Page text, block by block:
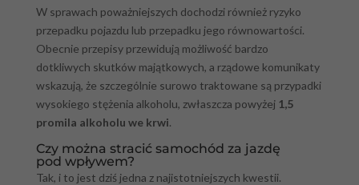
W sprawach poważniejszych dochodzi również ryzyko
przepadku pojazdu lub przepadku jego równowartości.
Obecnie przepisy przewidują możliwość bardzo
dotkliwych skutków majątkowych, a rządowe komunikaty
wskazują, że szczególnie surowo traktowane są przypadki
wysokiego stężenia alkoholu, zwłaszcza powyżej 1,5
promila alkoholu we krwi.
Czy można stracić samochód za jazdę
pod wpływem?
Tak, i to jest dziś jedna z najistotniejszych kwestii.